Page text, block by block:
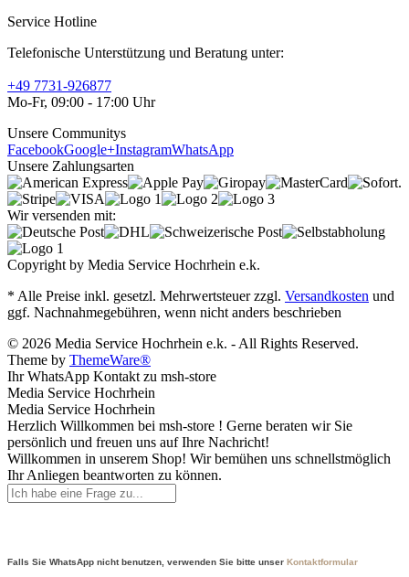
Service Hotline
Telefonische Unterstützung und Beratung unter:
+49 7731-926877
Mo-Fr, 09:00 - 17:00 Uhr
Unsere Communitys
FacebookGoogle+InstagramWhatsApp
Unsere Zahlungsarten
Wir versenden mit:
Copyright by Media Service Hochrhein e.k.
* Alle Preise inkl. gesetzl. Mehrwertsteuer zzgl. Versandkosten und
ggf. Nachnahmegebühren, wenn nicht anders beschrieben
© 2026 Media Service Hochrhein e.k. - All Rights Reserved.
Theme by ThemeWare®
Ihr WhatsApp Kontakt zu msh-store
Media Service Hochrhein
Media Service Hochrhein
Herzlich Willkommen bei msh-store ! Gerne beraten wir Sie
persönlich und freuen uns auf Ihre Nachricht!
Willkommen in unserem Shop! Wir bemühen uns schnellstmöglich
Ihr Anliegen beantworten zu können.
Falls Sie WhatsApp nicht benutzen, verwenden Sie bitte unser Kontaktformular